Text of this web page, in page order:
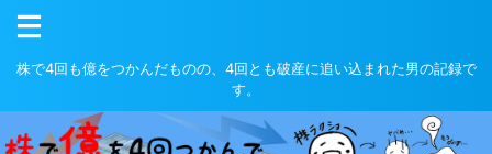
株で4回も億をつかんだものの、4回とも破産に追い込まれた男の記録で
す。